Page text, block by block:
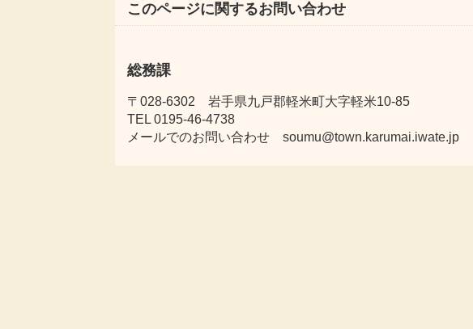
このページに関するお問い合わせ
総務課
〒028-6302 岩手県九戸郡軽米町大字軽米10-85
TEL 0195-46-4738
メールでのお問い合わせ soumu@town.karumai.iwate.jp